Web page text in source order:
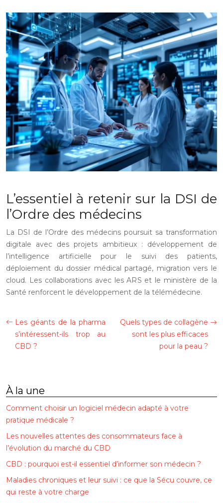
L’essentiel à retenir sur la DSI de
l’Ordre des médecins
La DSI de l’Ordre des médecins poursuit sa transformation
digitale avec des projets ambitieux : développement de
l’intelligence artificielle pour le suivi des patients,
déploiement du dossier médical partagé, migration vers le
cloud. Les collaborations avec les ARS et le ministère de la
Santé renforcent le développement de la télémédecine.
Les géants de la pharma
s’intéressent-ils trop au
CBD ?
Quels types de collagène
sont les plus efficaces
pour la peau ?
À la une
Comment choisir un logiciel médecin adapté à votre
pratique médicale ?
Les nouvelles attentes des consommateurs face à
l’évolution du marché du CBD
CBD : pourquoi est-il essentiel d’informer son médecin ?
Maladies chroniques et leur suivi : ce que la Sécu couvre, ce
qui reste à votre charge